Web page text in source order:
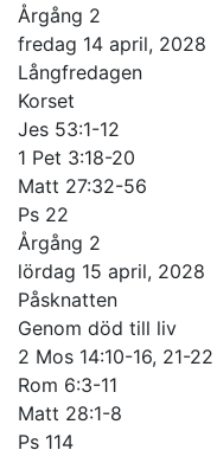
Årgång 2
fredag 14 april, 2028
Långfredagen
Korset
Jes 53:1-12
1 Pet 3:18-20
Matt 27:32-56
Ps 22
Årgång 2
lördag 15 april, 2028
Påsknatten
Genom död till liv
2 Mos 14:10-16, 21-22
Rom 6:3-11
Matt 28:1-8
Ps 114